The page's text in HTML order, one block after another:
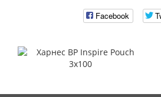
Facebook